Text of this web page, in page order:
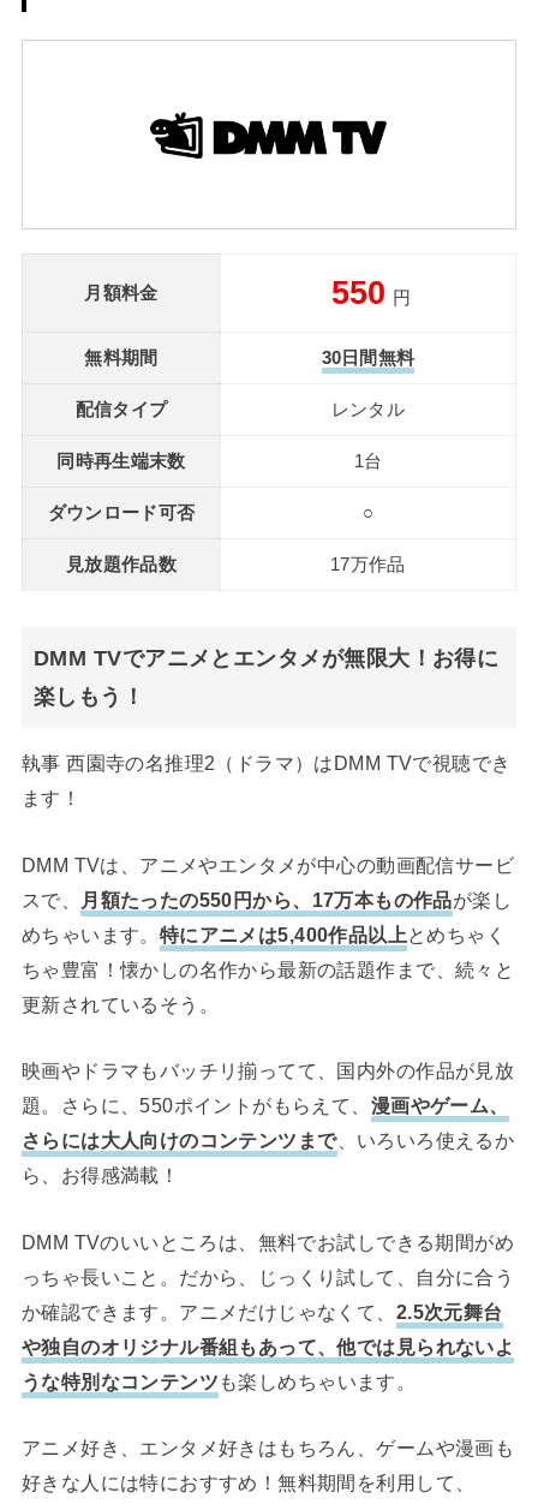
月額料金 550 円
無料期間 30日間無料
配信タイプ レンタル
同時再生端末数 1台
ダウンロード可否 ○
見放題作品数 17万作品
DMM TVでアニメとエンタメが無限大！お得に
楽しもう！
執事 西園寺の名推理2（ドラマ）はDMM TVで視聴でき
ます！
DMM TVは、アニメやエンタメが中心の動画配信サービ
スで、
月額たったの550円から、17万本もの作品が楽し
めちゃいます。 特にアニメは5,400作品以上とめちゃく
ちゃ豊富！懐かしの名作から最新の話題作まで、続々と
更新されているそう。
映画やドラマもバッチリ揃ってて、国内外の作品が見放
題。さらに、550ポイントがもらえて、 漫画やゲーム、
さらには大人向けのコンテンツまで、いろいろ使えるか
ら、お得感満載！
DMM TVのいいところは、無料でお試しできる期間がめ
っちゃ長いこと。だから、じっくり試して、自分に合う
か確認できます。アニメだけじゃなくて、 2.5次元舞台
や独自のオリジナル番組もあって、他では見られないよ
うな特別なコンテンツ も楽しめちゃいます。
アニメ好き、エンタメ好きはもちろん、ゲームや漫画も
好きな人には特におすすめ！無料期間を利用して、